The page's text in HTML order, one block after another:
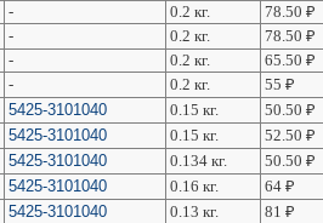
- 0.2 кг. 78.50 ₽
- 0.2 кг. 78.50 ₽
- 0.2 кг. 65.50 ₽
- 0.2 кг. 55 ₽
5425-3101040 0.15 кг. 50.50 ₽
5425-3101040 0.15 кг. 52.50 ₽
5425-3101040 0.134 кг. 50.50 ₽
5425-3101040 0.16 кг. 64 ₽
5425-3101040 0.13 кг. 81 ₽